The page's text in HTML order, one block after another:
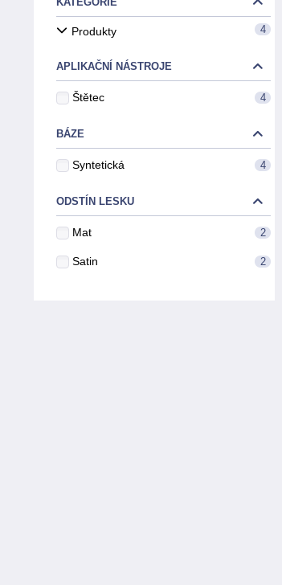
Produkty 4
APLIKAČNÍ NÁSTROJE
Štětec 4
BÁZE
Syntetická 4
ODSTÍN LESKU
Mat 2
Satin 2